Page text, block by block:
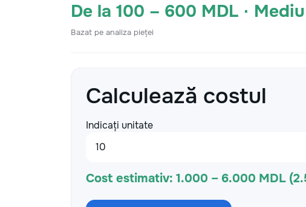
De la 100 – 600 MDL ·
Bazat pe analiza pieței
Calculează costul
Indicați unitate
Cost estimativ: 1.000 – 6.000 MDL